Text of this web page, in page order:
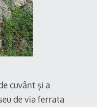
cuvânt și a
de via ferrata